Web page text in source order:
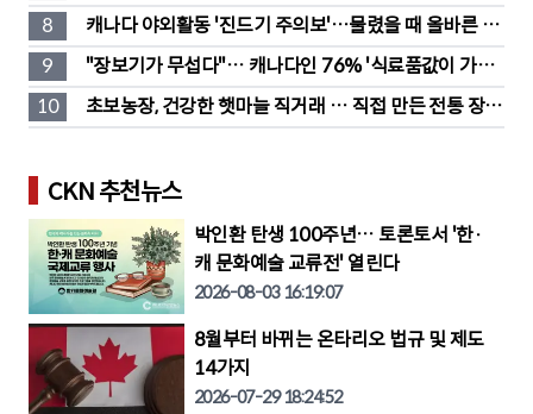
인공
8
캐나다 야외활동 '진드기 주의보'…물렸을 때 올바른 대
처법은?
9
"장보기가 무섭다"… 캐나다인 76% '식료품값이 가장
부담'
10
초보농장, 건강한 햇마늘 직거래 … 직접 만든 전통 장류
도 판매
CKN 추천뉴스
박인환 탄생 100주년… 토론토서 '한·
캐 문화예술 교류전' 열린다
2026-08-03 16:19:07
8월부터 바뀌는 온타리오 법규 및 제도
14가지
2026-07-29 18:24:52